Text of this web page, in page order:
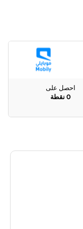
احصل على
0 نقطة